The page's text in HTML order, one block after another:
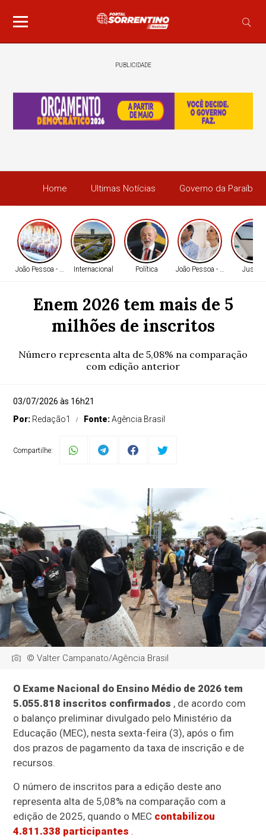
PUBLICIDADE
Home Ultimas Notícias Governo da Paraíba
João Pessoa - PB Internacional Política João Pessoa - PB Justiça
Enem 2026 tem mais de 5
milhões de inscritos
Número representa alta de 5,08% na comparação
com edição anterior
03/07/2026 às 16h21
Por: Redação1 Fonte:Agência Brasil
Compartilhe:
© Valter Campanato/Agência Brasil
O Exame Nacional do Ensino Médio de 2026 tem
5.055.818 inscritos confirmados , de acordo com
o balanço preliminar divulgado pelo Ministério da
Educação (MEC), nesta sexta-feira (3), após o fim
dos prazos de pagamento da taxa de inscrição e de
recursos.
O número de inscritos para a edição deste ano
representa alta de 5,08% na comparação com a
edição de 2025, quando o MEC contabilizou
4.811.338 participantes .